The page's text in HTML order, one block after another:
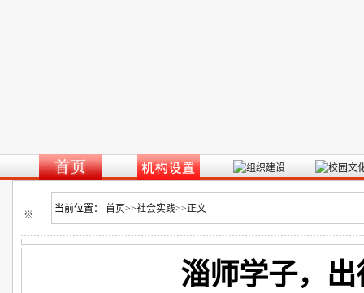
※
当前位置： 首页>>社会实践>>正文
淄师学子，出